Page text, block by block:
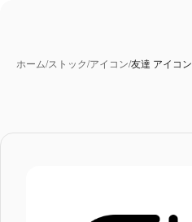
ホーム/ストック/アイコン/友達 アイコン